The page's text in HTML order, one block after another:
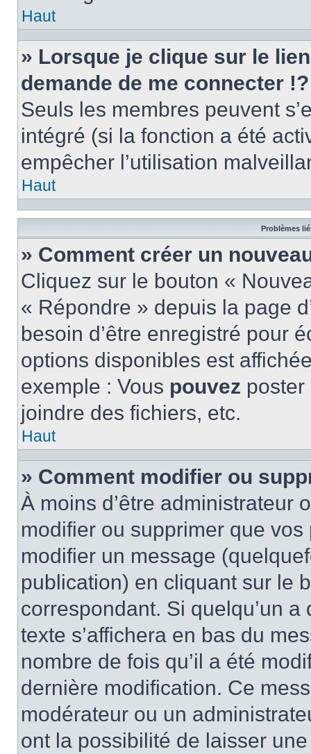
Haut
» Lorsque je clique sur le
demande de me connecter !?
Seuls les membres peuvent
intégré (si la fonction a été
empêcher l’utilisation
Haut
Problèmes
» Comment créer un
Cliquez sur le bouton «
« Répondre » depuis la page
besoin d’être enregistré pour
options disponibles est
exemple : Vous pouvez
joindre des fichiers, etc.
Haut
» Comment modifier ou
À moins d’être administrateur
modifier ou supprimer que
modifier un message
publication) en cliquant sur le
correspondant. Si quelqu’un
texte s’affichera en bas du
nombre de fois qu’il a été
dernière modification. Ce
modérateur ou un
ont la possibilité de laisser